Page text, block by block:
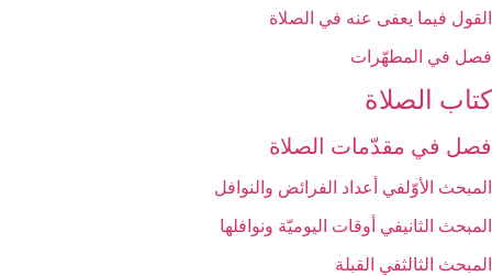
القول فيما يعفى عنه في الصلاة
فصل في المطهّرات‏
كتاب الصلاة
فصل في مقدّمات الصلاة
المبحث الأوّل‏في أعداد الفرائض والنوافل‏
المبحث الثاني‏في أوقات اليوميّة ونوافلها
المبحث الثالث‏في القبلة